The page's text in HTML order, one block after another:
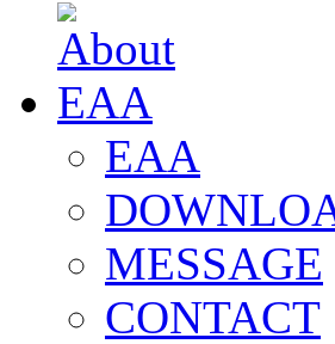
EAA
MESSAGE
CONTACT